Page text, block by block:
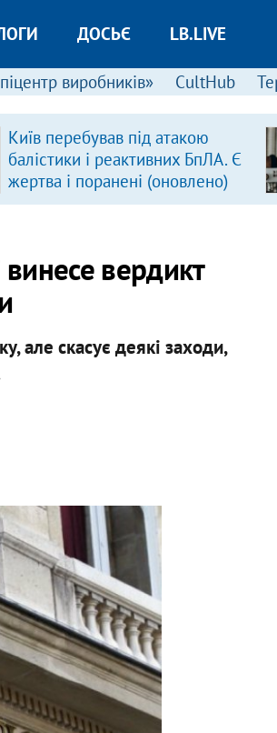
ДОСЬЄ LB.LIVE
виробників» CultHub
Київ перебував під атакою
балістики і реактивних БпЛА. Є
жертва і поранені (оновлено)
вердикт
але скасує деякі заходи,